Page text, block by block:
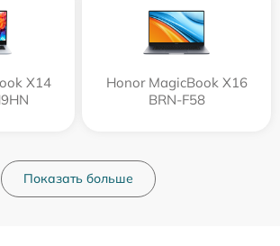
X14
Honor MagicBook X16
BRN-F58
Показать больше